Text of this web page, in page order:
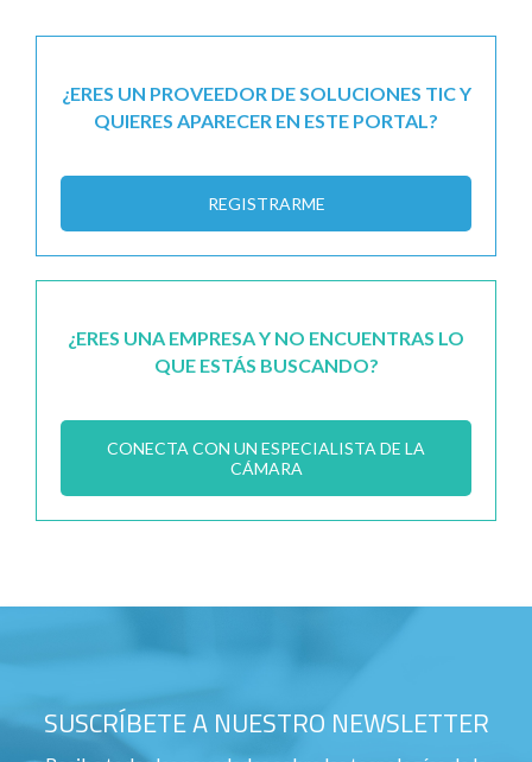
¿ERES UN PROVEEDOR DE SOLUCIONES TIC Y
QUIERES APARECER EN ESTE PORTAL?
REGISTRARME
¿ERES UNA EMPRESA Y NO ENCUENTRAS LO
QUE ESTÁS BUSCANDO?
CONECTA CON UN ESPECIALISTA DE LA
CÁMARA
SUSCRÍBETE A NUESTRO NEWSLETTER